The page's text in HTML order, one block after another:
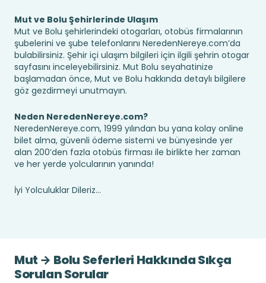
Mut ve Bolu Şehirlerinde Ulaşım
Mut ve Bolu şehirlerindeki otogarları, otobüs firmalarının
şubelerini ve şube telefonlarını NeredenNereye.com’da
bulabilirsiniz. Şehir içi ulaşım bilgileri için ilgili şehrin otogar
sayfasını inceleyebilirsiniz. Mut Bolu seyahatinize
başlamadan önce, Mut ve Bolu hakkında detaylı bilgilere
göz gezdirmeyi unutmayın.
Neden NeredenNereye.com?
NeredenNereye.com, 1999 yılından bu yana kolay online
bilet alma, güvenli ödeme sistemi ve bünyesinde yer
alan 200’den fazla otobüs firması ile birlikte her zaman
ve her yerde yolcularının yanında!
İyi Yolculuklar Dileriz...
Mut → Bolu Seferleri Hakkında Sıkça
Sorulan Sorular